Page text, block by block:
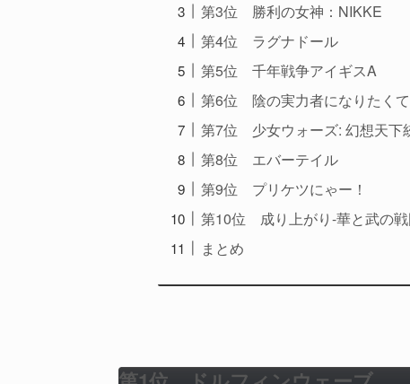
第3位 勝利の女神：NIKKE
第4位 ラグナドール
第5位 千年戦争アイギスA
第6位 陰の実力者になりたく
第7位 少女ウォーズ: 幻想天下
第8位 エバーテイル
第9位 プリケツにゃー！
第10位 成り上がり-華と武の
まとめ